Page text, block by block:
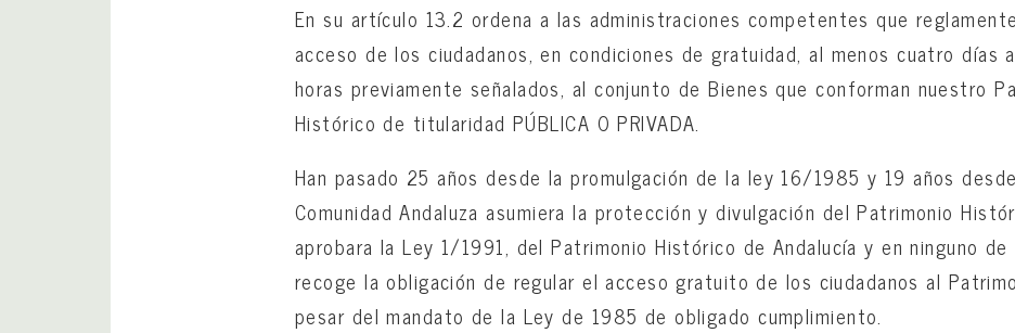
En su artículo 13.2 ordena a las administraciones competentes que
acceso de los ciudadanos, en condiciones de gratuidad, al menos cuatro días
horas previamente señalados, al conjunto de Bienes que conforman nuestro
Histórico de titularidad PÚBLICA O PRIVADA.
Han pasado 25 años desde la promulgación de la ley 16/1985 y 19 años
Comunidad Andaluza asumiera la protección y divulgación del Patrimonio
aprobara la Ley 1/1991, del Patrimonio Histórico de Andalucía y en ninguno
recoge la obligación de regular el acceso gratuito de los ciudadanos al
pesar del mandato de la Ley de 1985 de obligado cumplimiento.